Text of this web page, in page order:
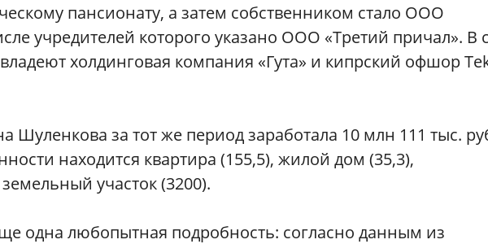
пансионату, а затем собственником стало ООО
учредителей которого указано ООО «Третий причал». В
холдинговая компания «Гута» и кипрский офшор
Шуленкова за тот же период заработала 10 млн 111 тыс.
находится квартира (155,5), жилой дом (35,3),
участок (3200).
одна любопытная подробность: согласно данным из